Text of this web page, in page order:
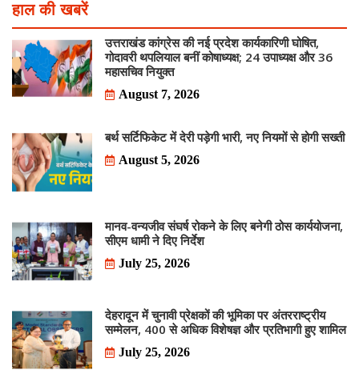
हाल की खबरें
उत्तराखंड कांग्रेस की नई प्रदेश कार्यकारिणी घोषित,
गोदावरी थपलियाल बनीं कोषाध्यक्ष; 24 उपाध्यक्ष और 36
महासचिव नियुक्त
August 7, 2026
बर्थ सर्टिफिकेट में देरी पड़ेगी भारी, नए नियमों से होगी सख्ती
August 5, 2026
मानव-वन्यजीव संघर्ष रोकने के लिए बनेगी ठोस कार्ययोजना,
सीएम धामी ने दिए निर्देश
July 25, 2026
देहरादून में चुनावी प्रेक्षकों की भूमिका पर अंतरराष्ट्रीय
सम्मेलन, 400 से अधिक विशेषज्ञ और प्रतिभागी हुए शामिल
July 25, 2026